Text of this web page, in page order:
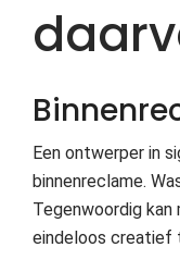
Een ontwerper in
binnenreclame.
Tegenwoordig
eindeloos creatief